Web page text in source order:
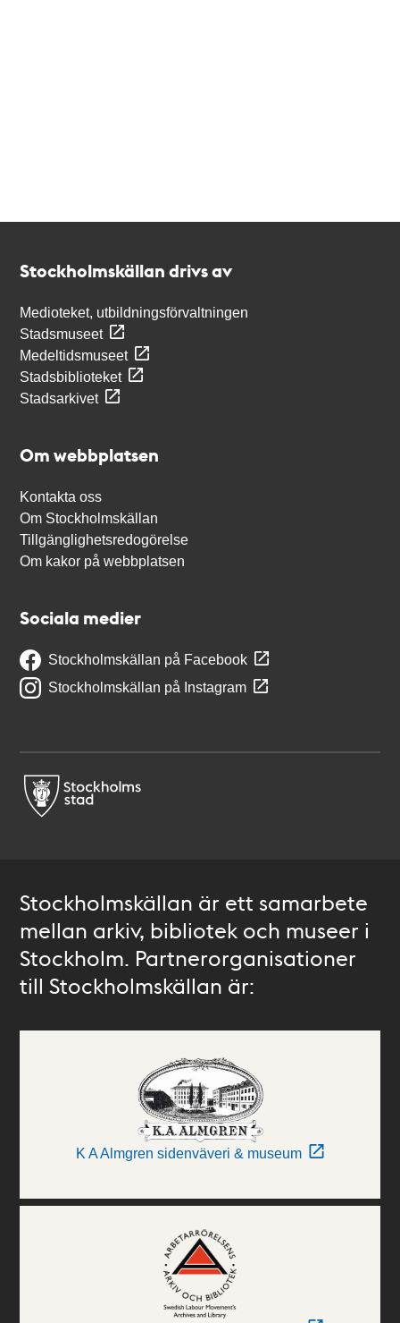
Stockholmskällan drivs av
Medioteket, utbildningsförvaltningen
Stadsmuseet
Medeltidsmuseet
Stadsbiblioteket
Stadsarkivet
Om webbplatsen
Kontakta oss
Om Stockholmskällan
Tillgänglighetsredogörelse
Om kakor på webbplatsen
Sociala medier
Stockholmskällan på Facebook
Stockholmskällan på Instagram
Stockholmskällan är ett samarbete
mellan arkiv, bibliotek och museer i
Stockholm. Partnerorganisationer
till Stockholmskällan är:
K A Almgren sidenväveri & museum